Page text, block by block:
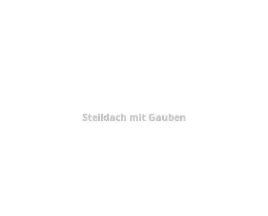
Steildach mit Gauben